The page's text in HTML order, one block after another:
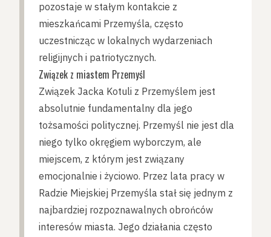
pozostaje w stałym kontakcie z
mieszkańcami Przemyśla, często
uczestnicząc w lokalnych wydarzeniach
religijnych i patriotycznych.
Związek z miastem Przemyśl
Związek Jacka Kotuli z Przemyślem jest
absolutnie fundamentalny dla jego
tożsamości politycznej. Przemyśl nie jest dla
niego tylko okręgiem wyborczym, ale
miejscem, z którym jest związany
emocjonalnie i życiowo. Przez lata pracy w
Radzie Miejskiej Przemyśla stał się jednym z
najbardziej rozpoznawalnych obrońców
interesów miasta. Jego działania często